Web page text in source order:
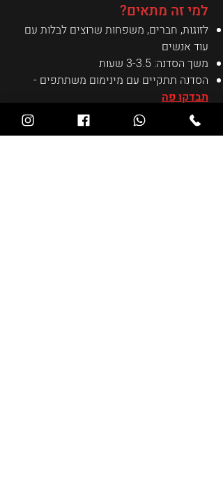
​למי זה מתאים?
לזוגות, חברים, משפחות שרוצים לבלות עם
עוד אנשים
משך הסדנה: 3-3.5 שעות
הסדנה תתקיים עם מינימום משתתפים -
תבדקו פה
תבחרו תאריך